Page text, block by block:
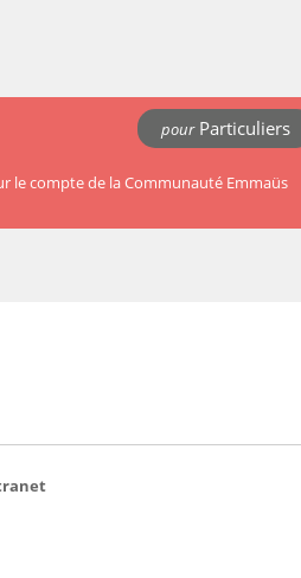
pourParticuliers
le compte de la Communauté Emmaüs